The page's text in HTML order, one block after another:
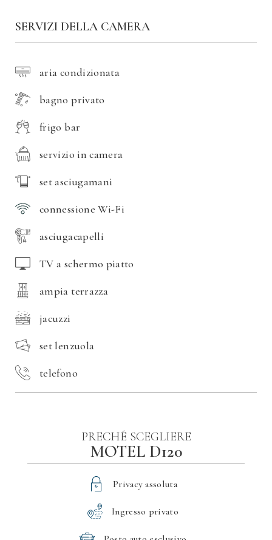
SERVIZI DELLA CAMERA
aria condizionata
bagno privato
frigo bar
servizio in camera
set asciugamani
connessione Wi-Fi
asciugacapelli
TV a schermo piatto
ampia terrazza
jacuzzi
set lenzuola
telefono
PRECHÉ SCEGLIERE
MOTEL D120
Privacy assoluta
Ingresso privato